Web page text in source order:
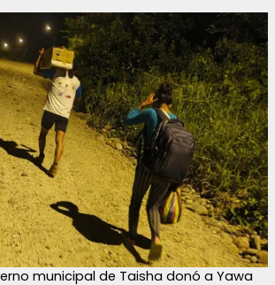
municipal de Taisha donó a Yawa